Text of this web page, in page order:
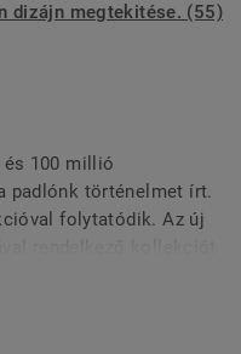
dizájn megtekitése. (55)
100 millió
padlónk történelmet írt.
folytatódik. Az új
átlátszatlan minőségű
színben kapható. .